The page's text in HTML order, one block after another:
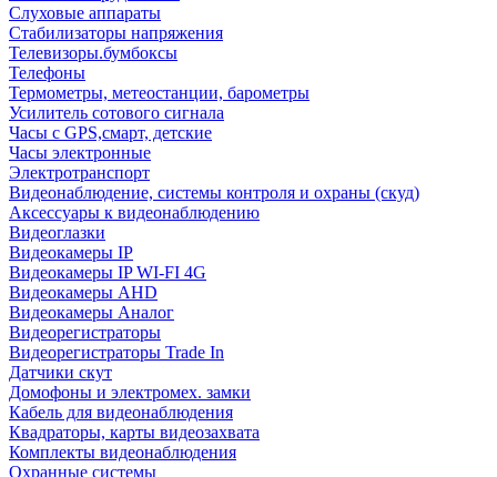
Слуховые аппараты
Стабилизаторы напряжения
Телевизоры.бумбоксы
Телефоны
Термометры, метеостанции, барометры
Усилитель сотового сигнала
Часы с GPS,смарт, детские
Часы электронные
Электротранспорт
Видеонаблюдение, системы контроля и охраны (скуд)
Аксессуары к видеонаблюдению
Видеоглазки
Видеокамеры IP
Видеокамеры IP WI-FI 4G
Видеокамеры AHD
Видеокамеры Аналог
Видеорегистраторы
Видеорегистраторы Trade In
Датчики скут
Домофоны и электромех. замки
Кабель для видеонаблюдения
Квадраторы, карты видеозахвата
Комплекты видеонаблюдения
Охранные системы